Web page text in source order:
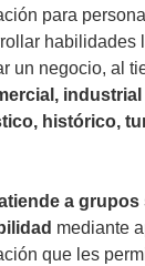
para
habilidades
un negocio, al
histórico,
a grupos
mediante
que les